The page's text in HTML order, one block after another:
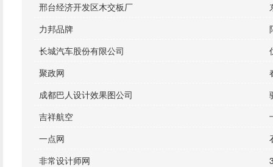
邢台经济开发区木交板厂
力邦品牌
长城汽车股份有限公司
聚政网
成都巴人设计效果图公司
吉祥航空
一点网
非常设计师网